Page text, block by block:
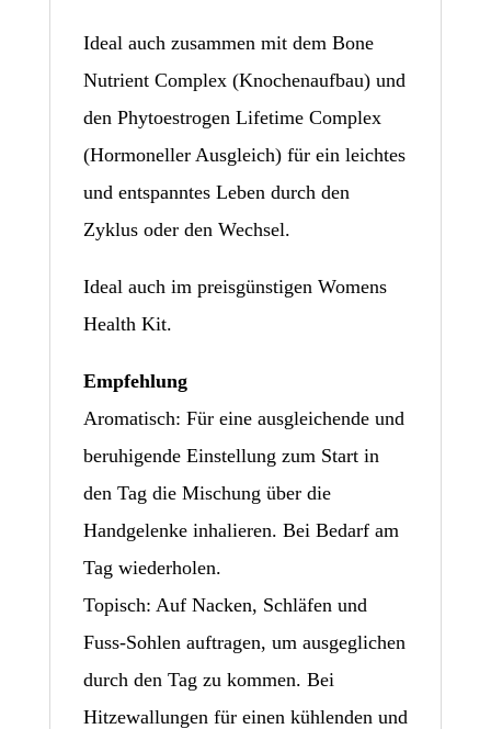
Ideal auch zusammen mit dem Bone
Nutrient Complex (Knochenaufbau) und
den Phytoestrogen Lifetime Complex
(Hormoneller Ausgleich) für ein leichtes
und entspanntes Leben durch den
Zyklus oder den Wechsel.
Ideal auch im preisgünstigen Womens
Health Kit.
Empfehlung
Aromatisch: Für eine ausgleichende und
beruhigende Einstellung zum Start in
den Tag die Mischung über die
Handgelenke inhalieren. Bei Bedarf am
Tag wiederholen.
Topisch: Auf Nacken, Schläfen und
Fuss-Sohlen auftragen, um ausgeglichen
durch den Tag zu kommen. Bei
Hitzewallungen für einen kühlenden und